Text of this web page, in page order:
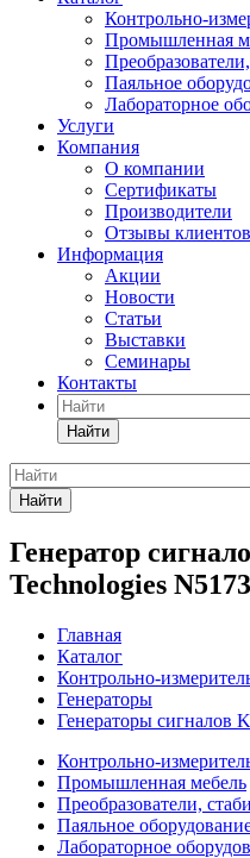
Контрольно-
Промышленная
Паяльное
Лабораторное
Услуги
Компания
О компании
Сертификаты
Производители
Отзывы клиентов
Информация
Акции
Новости
Статьи
Выставки
Семинары
Контакты
Найти
Найти
Генератор
Technologies
Главная
Каталог
Контрольно-
Генераторы
Генераторы сигналов
Контрольно-
Промышленная мебель
Преобразователи,
Паяльное
Лабораторное